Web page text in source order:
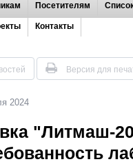
Посетителям
Контакты
Версия для
2024
"Литмаш-